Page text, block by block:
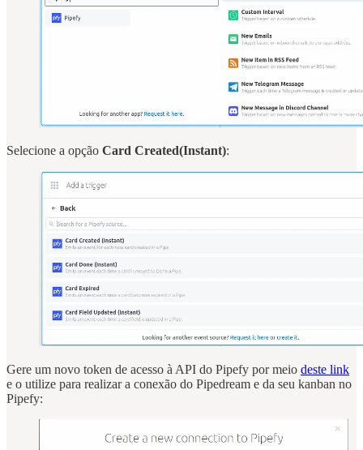
Selecione a opção Card Created(Instant):
Gere um novo token de acesso à API do Pipefy por meio deste link
e o utilize para realizar a conexão do Pipedream e da seu kanban no
Pipefy: